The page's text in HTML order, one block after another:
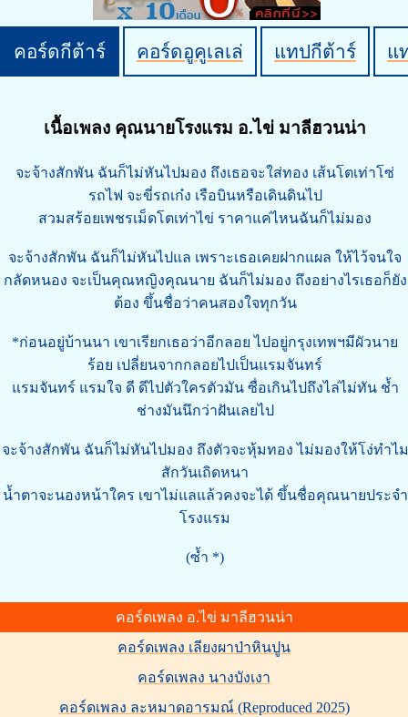
คอร์ดกีต้าร์ คอร์ดอูคูเลเล่ แทปกีต้าร์ แ
เนื้อเพลง คุณนายโรงแรม อ.ไข่ มาลีฮวนน่า
จะจ้างสักพัน ฉันก็ไม่หันไปมอง ถึงเธอจะใส่ทอง เส้นโตเท่าโซ่
รถไฟ จะขี่รถเก๋ง เรือบินหรือเดินดินไป
สวมสร้อยเพชรเม็ดโตเท่าไข่ ราคาแค่ไหนฉันก็ไม่มอง
จะจ้างสักพัน ฉันก็ไม่หันไปแล เพราะเธอเคยฝากแผล ให้ไว้จนใจ
กลัดหนอง จะเป็นคุณหญิงคุณนาย ฉันก็ไม่มอง ถึงอย่างไรเธอก็ยัง
ต้อง ขึ้นชื่อว่าคนสองใจทุกวัน
*ก่อนอยู่บ้านนา เขาเรียกเธอว่าอีกลอย ไปอยู่กรุงเทพฯมีผัวนาย
ร้อย เปลี่ยนจากกลอยไปเป็นแรมจันทร์
แรมจันทร์ แรมใจ ดี ดีไปตัวใครตัวมัน ซื่อเกินไปถึงไล่ไม่ทัน ช้ำ
ช่างมันนึกว่าฝันเลยไป
จะจ้างสักพัน ฉันก็ไม่หันไปมอง ถึงตัวจะหุ้มทอง ไม่มองให้โง่ทำไม
สักวันเถิดหนา
น้ำตาจะนองหน้าใคร เขาไม่แลแล้วคงจะได้ ขึ้นชื่อคุณนายประจำ
โรงแรม
(ซ้ำ *)
คอร์ดเพลง อ.ไข่ มาลีฮวนน่า
คอร์ดเพลง เลียงผาป่าหินปูน
คอร์ดเพลง นางบังเงา
คอร์ดเพลง ละหมาดอารมณ์ (Reproduced 2025)